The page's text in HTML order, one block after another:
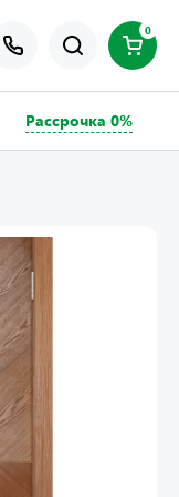
0
Рассрочка 0%